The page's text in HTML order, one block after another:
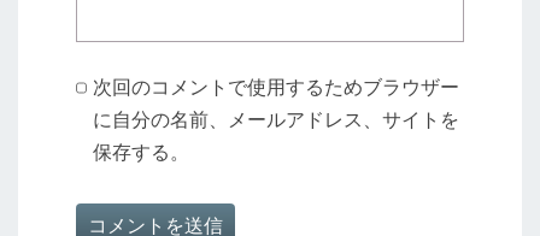
次回のコメントで使用するためブラウザー
に自分の名前、メールアドレス、サイトを
保存する。